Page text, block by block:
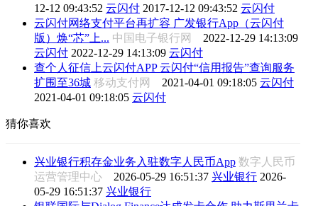
12-12 09:43:52 云闪付 2017-12-12 09:43:52 云闪付
云闪付网络支付平台再扩容 广发银行App（云闪付
版）焕“芯”上... 中国电子银行网 2022-12-29 14:13:09
云闪付 2022-12-29 14:13:09 云闪付
查个人征信上云闪付APP 云闪付“信用报告”查询服务
扩围至36城 移动支付网 2021-04-01 09:18:05 云闪付
2021-04-01 09:18:05 云闪付
猜你喜欢
兴业银行积存金业务入驻数字人民币App 数字人民币
运营管理中心 2026-05-29 16:51:37 兴业银行 2026-
05-29 16:51:37 兴业银行